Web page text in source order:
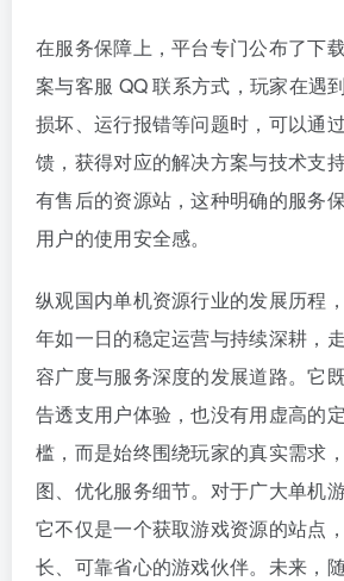
在服务保障上，平台专门公布了下
案与客服 QQ 联系方式，玩家在遇
损坏、运行报错等问题时，可以通
馈，获得对应的解决方案与技术支
有售后的资源站，这种明确的服务
用户的使用安全感。
纵观国内单机资源行业的发展历程
年如一日的稳定运营与持续深耕，
容广度与服务深度的发展道路。它
告透支用户体验，也没有用虚高的
槛，而是始终围绕玩家的真实需求
图、优化服务细节。对于广大单机
它不仅是一个获取游戏资源的站点
长、可靠省心的游戏伙伴。未来，